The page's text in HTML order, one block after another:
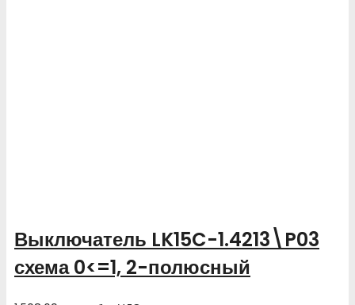
Выключатель LK15C-1.4213\P03
схема 0<=1, 2-полюсный